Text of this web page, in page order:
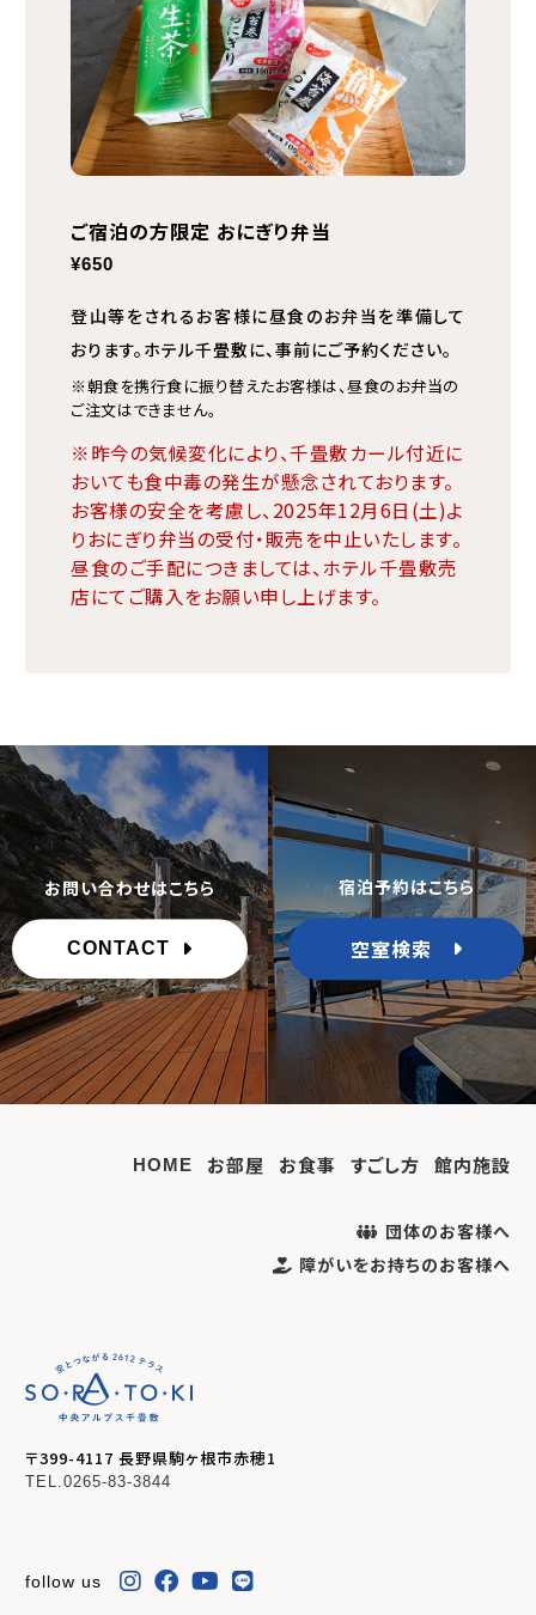
ご宿泊の方限定 おにぎり弁当
¥650
登山等をされるお客様に昼食のお弁当を準備して
おります。 ホテル千畳敷に、事前にご予約ください。
※朝食を携行食に振り替えたお客様は、昼食のお弁当の
ご注文はできません。
※昨今の気候変化により、千畳敷カール付近に
おいても食中毒の発生が懸念されております。
お客様の安全を考慮し、2025年12月6日(土)よ
りおにぎり弁当の受付・販売を中止いたします。
昼食のご手配につきましては、ホテル千畳敷売
店にてご購入をお願い申し上げます。
お問い合わせはこちら
CONTACT
宿泊予約はこちら
空室検索
〒399-4117 長野県駒ヶ根市赤穂1
TEL.0265-83-3844
HOME お部屋 お食事 すごし方 館内施設
団体のお客様へ
障がいをお持ちのお客様へ
follow us